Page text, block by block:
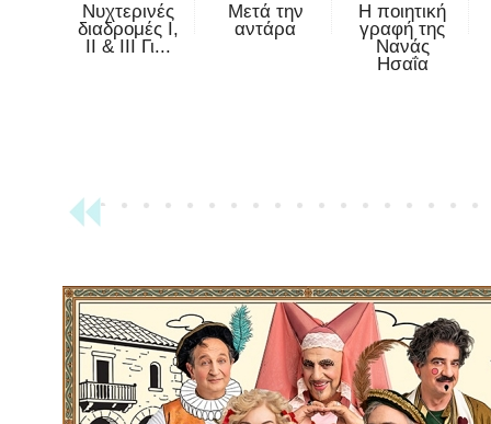
Νυχτερινές
διαδρομές Ι,
ΙΙ & ΙΙΙ Γι...
Μετά την
αντάρα
Η ποιητική
γραφή της
Νανάς
Ησαΐα